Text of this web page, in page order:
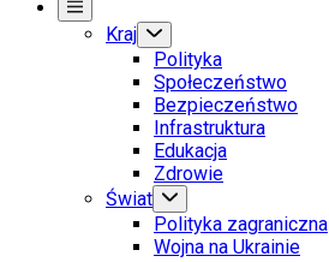
Kraj
Polityka
Społeczeństwo
Bezpieczeństwo
Infrastruktura
Edukacja
Zdrowie
Świat
Polityka zagraniczna
Wojna na Ukrainie